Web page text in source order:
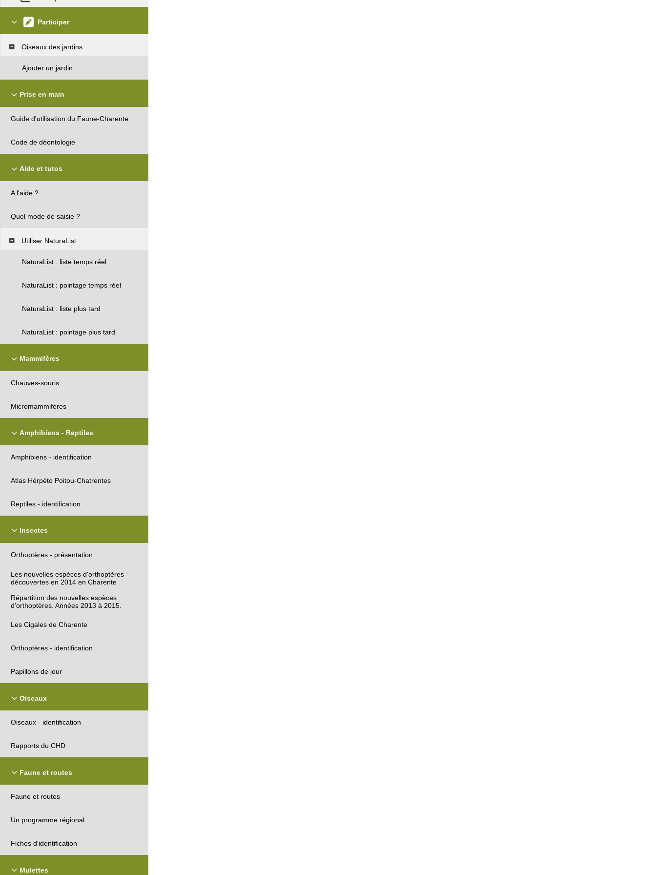
Participer
Oiseaux des jardins
Ajouter un jardin
Prise en main
Guide d'utilisation du Faune-Charente
Code de déontologie
Aide et tutos
A l'aide ?
Quel mode de saisie ?
Utiliser NaturaList
NaturaList : liste temps réel
NaturaList : pointage temps réel
NaturaList : liste plus tard
NaturaList : pointage plus tard
Mammifères
Chauves-souris
Micromammifères
Amphibiens - Reptiles
Amphibiens - identification
Atlas Hérpéto Poitou-Chatrentes
Reptiles - identification
Insectes
Orthoptères - présentation
Les nouvelles espèces d'orthoptères
découvertes en 2014 en Charente
Répartition des nouvelles espèces
d'orthoptères. Années 2013 à 2015.
Les Cigales de Charente
Orthoptères - identification
Papillons de jour
Oiseaux
Oiseaux - identification
Rapports du CHD
Faune et routes
Faune et routes
Un programme régional
Fiches d'identification
Mulettes